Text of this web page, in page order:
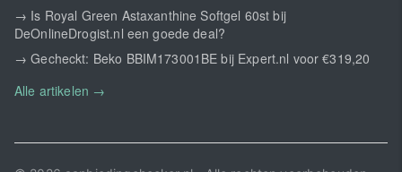
→ Is Royal Green Astaxanthine Softgel 60st bij
DeOnlineDrogist.nl een goede deal?
→ Gecheckt: Beko BBIM173001BE bij Expert.nl voor €319,20
Alle artikelen →